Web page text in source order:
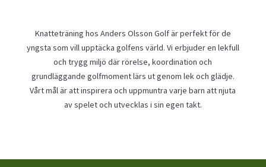
Knatteträning hos Anders Olsson Golf är perfekt för de
yngsta som vill upptäcka golfens värld. Vi erbjuder en lekfull
och trygg miljö där rörelse, koordination och
grundläggande golfmoment lärs ut genom lek och glädje.
Vårt mål är att inspirera och uppmuntra varje barn att njuta
av spelet och utvecklas i sin egen takt.